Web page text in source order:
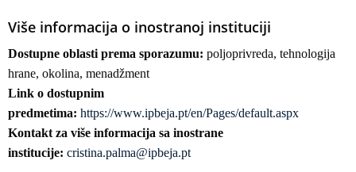
Više informacija o inostranoj instituciji
Dostupne oblasti prema sporazumu: poljoprivreda, tehnologija
hrane, okolina, menadžment
Link o dostupnim
predmetima: https://www.ipbeja.pt/en/Pages/default.aspx
Kontakt za više informacija sa inostrane
institucije: cristina.palma@ipbeja.pt